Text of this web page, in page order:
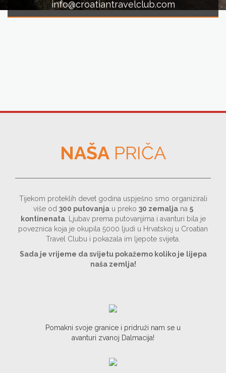
info@croatiantravelclub.com
NAŠA PRIČA
Tijekom proteklih devet godina uspješno smo organizirali
više od 300 putovanjau preko 30 zemaljana 5
kontinenata. Ljubav prema putovanjima i avanturi bila je
poveznica koja je okupila 5000 ljudi u Hrvatskoj u Croatian
Travel Clubu i pokazala im ljepote svijeta.
Sada je vrijeme da svijetu pokažemo koliko je lijepa
naša zemlja!
Pomakni svoje granice i pridruži nam se u
avanturi zvanoj Dalmacija!